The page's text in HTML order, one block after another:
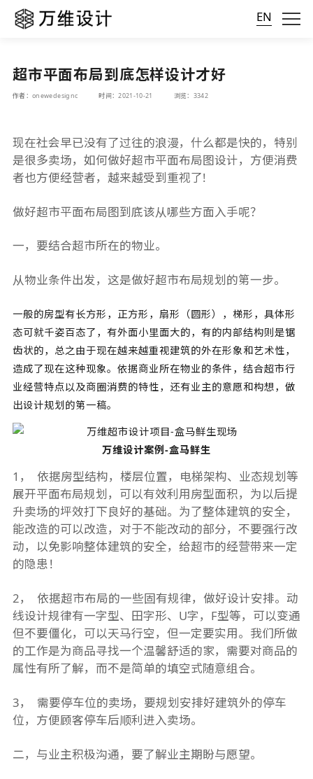
EN
超市平面布局到底怎样设计才好
作者：onewedesignc 时间：2021-10-21 浏览：3342
现在社会早已没有了过往的浪漫，什么都是快的，特别
是很多卖场，如何做好超市平面布局图设计，方便消费
者也方便经营者，越来越受到重视了!
做好超市平面布局图到底该从哪些方面入手呢？
一，要结合超市所在的物业。
从物业条件出发，这是做好超市布局规划的第一步。
一般的房型有长方形，正方形，扇形（圆形），梯形，具体形
态可就千姿百态了，有外面小里面大的，有的内部结构则是锯
齿状的，总之由于现在越来越重视建筑的外在形象和艺术性，
造成了现在这种现象。依据商业所在物业的条件，结合超市行
业经营特点以及商圈消费的特性，还有业主的意愿和构想，做
出设计规划的第一稿。
万维设计案例-盒马鲜生
1， 依据房型结构，楼层位置，电梯架构、业态规划等
展开平面布局规划，可以有效利用房型面积，为以后提
升卖场的坪效打下良好的基础。为了整体建筑的安全，
能改造的可以改造，对于不能改动的部分，不要强行改
动，以免影响整体建筑的安全，给超市的经营带来一定
的隐患！
2， 依据超市布局的一些固有规律，做好设计安排。动
线设计规律有一字型、田字形、U字，F型等，可以变通
但不要僵化，可以天马行空，但一定要实用。我们所做
的工作是为商品寻找一个温馨舒适的家，需要对商品的
属性有所了解，而不是简单的填空式随意组合。
3， 需要停车位的卖场，要规划安排好建筑外的停车
位，方便顾客停车后顺利进入卖场。
二，与业主积极沟通，要了解业主期盼与愿望。